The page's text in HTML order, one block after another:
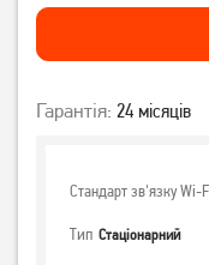
Гарантія: 24 місяців
Стандарт зв'язку Wi-
Тип Стаціонарний